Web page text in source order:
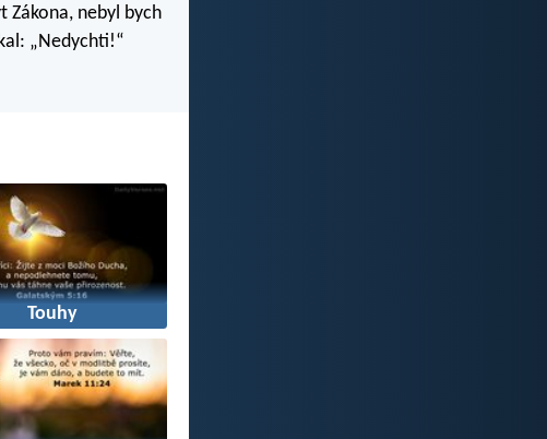
Zákona, nebyl bych
„Nedychti!“
Touhy